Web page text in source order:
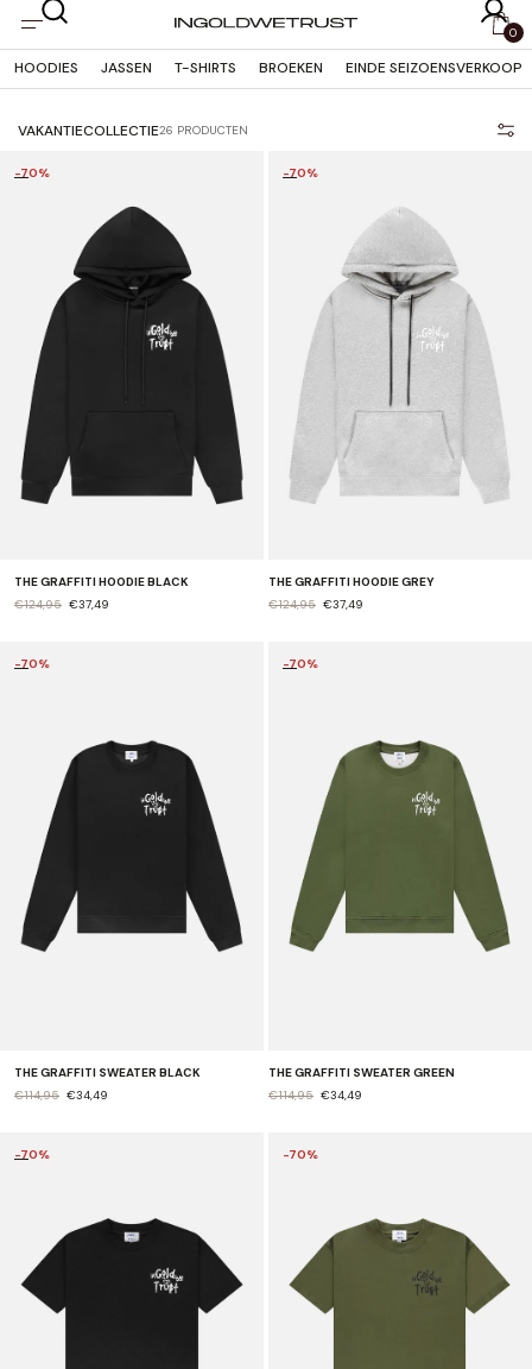
OVERSLAAN
NAAR
0
HOODIES JASSEN T-SHIRTS BROEKEN EINDE SEIZOENSVERKOOP
VAKANTIECOLLECTIE26 PRODUCTEN
-70%
THE GRAFFITI HOODIE BLACK
€124,95 €37,49
-70%
THE GRAFFITI HOODIE GREY
€124,95 €37,49
-70%
THE GRAFFITI SWEATER BLACK
€114,95 €34,49
-70%
THE GRAFFITI SWEATER GREEN
€114,95 €34,49
-70% -70%